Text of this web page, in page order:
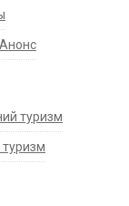
Анонс
туризм